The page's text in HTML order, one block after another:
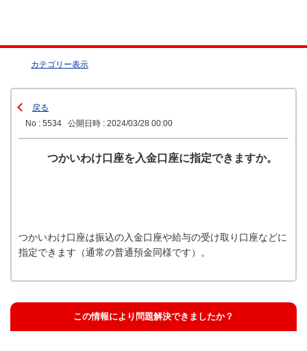
カテゴリー表示
戻る
No : 5534
公開日時 : 2024/03/28 00:00
つかいわけ口座を入金口座に指定できますか。
つかいわけ口座は振込の入金口座や給与の受け取り口座などに
指定できます（通常の普通預金同様です）。
この情報により問題解決できましたか？